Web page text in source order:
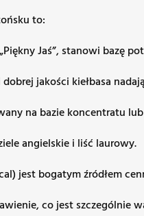
to:
Jaś”, stanowi bazę
jakości kiełbasa
na bazie koncentratu
angielskie i liść laurowy.
jest bogatym źródłem
co jest szczególnie